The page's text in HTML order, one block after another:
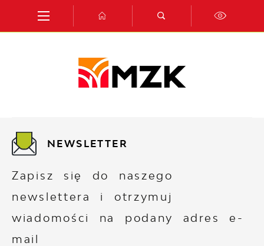
Przejdź do menu.
Przejdź do wyszukiwarki.
Przejdź do treści.
Przejdź do ustawień wielkości czcionki.
Włącz wersję kontrastową strony.
NEWSLETTER
Zapisz się do naszego
newslettera i otrzymuj
wiadomości na podany adres e-
mail